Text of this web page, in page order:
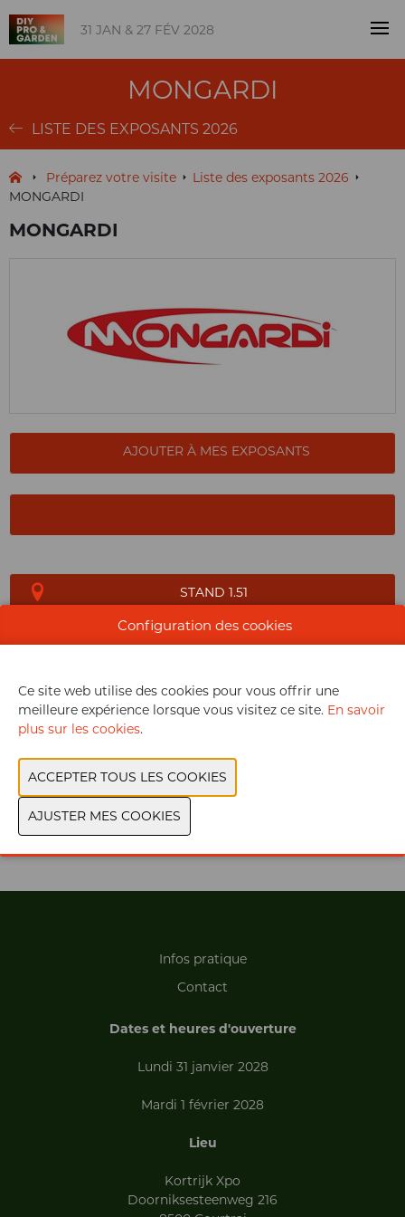
31 JAN & 27 FÉV 2028
MONGARDI
LISTE DES EXPOSANTS 2026
Préparez votre visite
Liste des exposants 2026
MONGARDI
MONGARDI
AJOUTER À MES EXPOSANTS
STAND 1.51
GROUPE DE PRODUITS
PRODUITS EXPOSANTS
MARQUE
Infos pratique
Contact
Dates et heures d'ouverture
Lundi 31 janvier 2028
Mardi 1 février 2028
Lieu
Kortrijk Xpo
Doorniksesteenweg 216
Configuration des cookies
Ce site web utilise des cookies pour vous offrir une
meilleure expérience lorsque vous visitez ce site. En savoir
plus sur les cookies.